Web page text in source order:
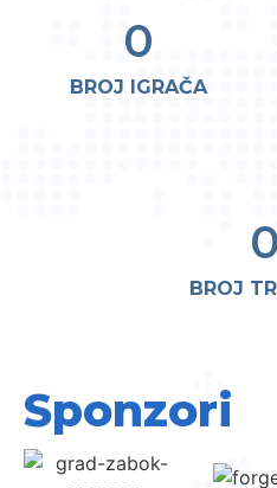
BROJ IGRAČA
0
BROJ
0
Sponzori